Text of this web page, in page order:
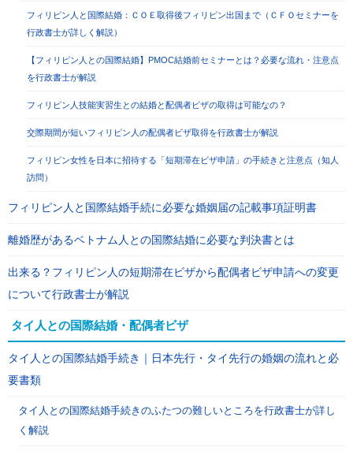
フィリピン人と国際結婚：ＣＯＥ取得後フィリピン出国まで（ＣＦＯセミナーを
行政書士が詳しく解説）
【フィリピン人との国際結婚】PMOC結婚前セミナーとは？必要な流れ・注意点
を行政書士が解説
フィリピン人技能実習生との結婚と配偶者ビザの取得は可能なの？
交際期間が短いフィリピン人の配偶者ビザ取得を行政書士が解説
フィリピン女性を日本に招待する「短期滞在ビザ申請」の手続きと注意点（知人
訪問）
フィリピン人と国際結婚手続に必要な婚姻届の記載事項証明書
離婚歴があるベトナム人との国際結婚に必要な判決書とは
出来る？フィリピン人の短期滞在ビザから配偶者ビザ申請への変更
について行政書士が解説
タイ人との国際結婚・配偶者ビザ
タイ人との国際結婚手続き｜日本先行・タイ先行の婚姻の流れと必
要書類
タイ人との国際結婚手続きのふたつの難しいところを行政書士が詳し
く解説